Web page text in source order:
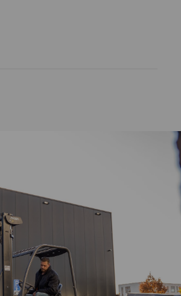
2026
16:00
18-12-
2026
Zwolle
€ 265,00
Inschrijven